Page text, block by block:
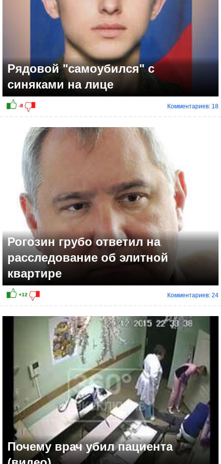
Рядовой "самоубился" с
синяками на лице
Комментариев: 18
Рогозин грубо ответил на
расследование об элитной
квартире
Комментариев: 24
Почему врач убил пациента